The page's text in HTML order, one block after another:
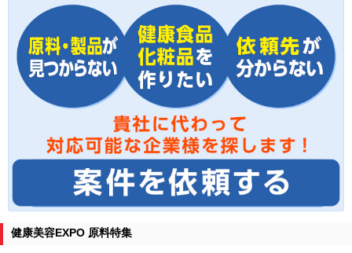
健康美容EXPO 原料特集